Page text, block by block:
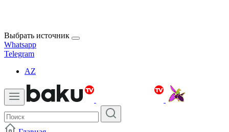
Выбрать источник
Whatsapp
Telegram
AZ